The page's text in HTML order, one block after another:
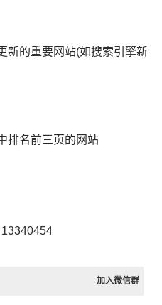
新的重要网站(如搜索引擎新
排名前三页的网站
加入微信群